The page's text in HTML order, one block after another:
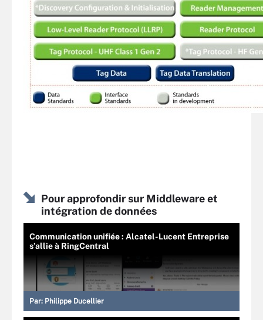
Pour approfondir sur Middleware et
intégration de données
Communication unifiée : Alcatel-Lucent Entreprise
s’allie à RingCentral
Par: Philippe Ducellier